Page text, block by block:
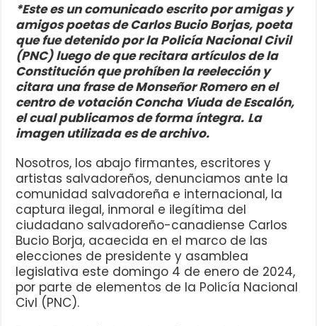
*Este es un comunicado escrito por amigas y
amigos poetas de Carlos Bucio Borjas, poeta
que fue detenido por la Policía Nacional Civil
(PNC) luego de que recitara artículos de la
Constitución que prohíben la reelección y
citara una frase de Monseñor Romero en el
centro de votación Concha Viuda de Escalón,
el cual publicamos de forma íntegra. La
imagen utilizada es de archivo.
Nosotros, los abajo firmantes, escritores y
artistas salvadoreños, denunciamos ante la
comunidad salvadoreña e internacional, la
captura ilegal, inmoral e ilegítima del
ciudadano salvadoreño-canadiense Carlos
Bucio Borja, acaecida en el marco de las
elecciones de presidente y asamblea
legislativa este domingo 4 de enero de 2024,
por parte de elementos de la Policía Nacional
Civl (PNC).